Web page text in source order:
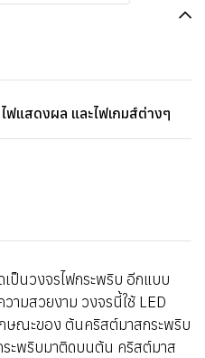
ฟแสดงผล และไฟเกมส์ต่างๆ
ป็นวงจรไฟกระพริบ อีกแบบ
วามสวยงาม วงจรนี้ใช้ LED
ษณะของ ต้นคริสต์มาสกระพริบ
ะพริบมาติดบนต้น คริสต์มาส